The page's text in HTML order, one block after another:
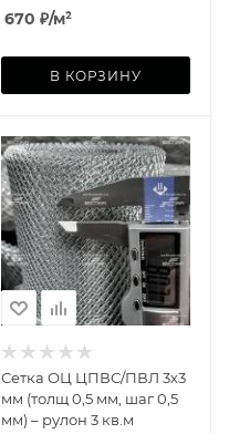
670 ₽/м²
В КОРЗИНУ
Сетка ОЦ ЦПВС/ПВЛ 3х3
мм (толщ 0,5 мм, шаг 0,5
мм) – рулон 3 кв.м